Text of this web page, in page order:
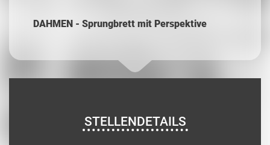
DAHMEN - Sprungbrett mit Perspektive
STELLENDETAILS